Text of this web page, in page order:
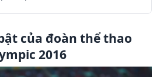
của đoàn thể thao
2016